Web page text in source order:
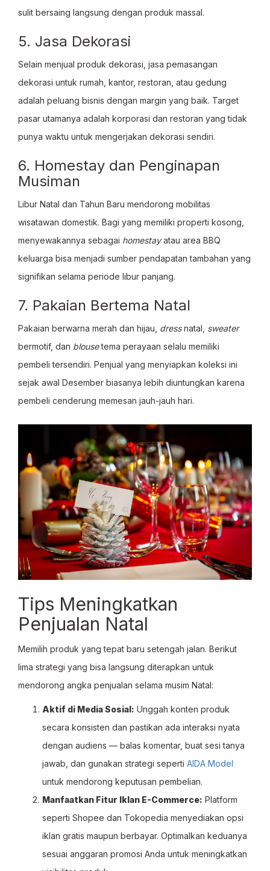
sulit bersaing langsung dengan produk massal.
5. Jasa Dekorasi
Selain menjual produk dekorasi, jasa pemasangan
dekorasi untuk rumah, kantor, restoran, atau gedung
adalah peluang bisnis dengan margin yang baik. Target
pasar utamanya adalah korporasi dan restoran yang tidak
punya waktu untuk mengerjakan dekorasi sendiri.
6. Homestay dan Penginapan
Musiman
Libur Natal dan Tahun Baru mendorong mobilitas
wisatawan domestik. Bagi yang memiliki properti kosong,
menyewakannya sebagai homestayatau area BBQ
keluarga bisa menjadi sumber pendapatan tambahan yang
signifikan selama periode libur panjang.
7. Pakaian Bertema Natal
Pakaian berwarna merah dan hijau, dressnatal, sweater
bermotif, dan blousetema perayaan selalu memiliki
pembeli tersendiri. Penjual yang menyiapkan koleksi ini
sejak awal Desember biasanya lebih diuntungkan karena
pembeli cenderung memesan jauh-jauh hari.
Tips Meningkatkan
Penjualan Natal
Memilih produk yang tepat baru setengah jalan. Berikut
lima strategi yang bisa langsung diterapkan untuk
mendorong angka penjualan selama musim Natal:
Aktif di Media Sosial: Unggah konten produk
secara konsisten dan pastikan ada interaksi nyata
dengan audiens — balas komentar, buat sesi tanya
jawab, dan gunakan strategi seperti AIDA Model
untuk mendorong keputusan pembelian.
Manfaatkan Fitur Iklan E-Commerce: Platform
seperti Shopee dan Tokopedia menyediakan opsi
iklan gratis maupun berbayar. Optimalkan keduanya
sesuai anggaran promosi Anda untuk meningkatkan